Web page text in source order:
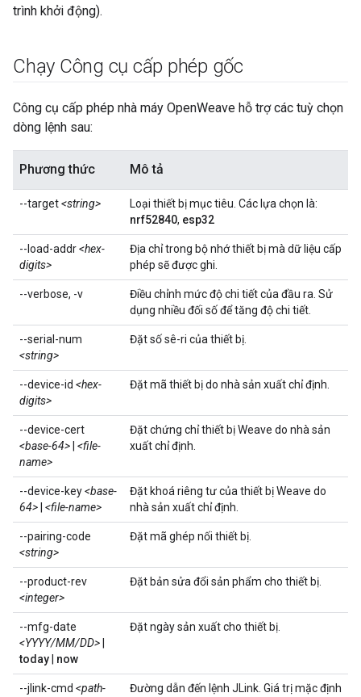
trình khởi động).
Chạy Công cụ cấp phép gốc
Công cụ cấp phép nhà máy OpenWeave hỗ trợ các tuỳ chọn
dòng lệnh sau:
Phương thức Mô tả
--target<string>
Loại thiết bị mục tiêu. Các lựa chọn là:
nrf52840, esp32
--load-addr<hex-
digits>
Địa chỉ trong bộ nhớ thiết bị mà dữ liệu cấp
phép sẽ được ghi.
--verbose, -v
Điều chỉnh mức độ chi tiết của đầu ra. Sử
dụng nhiều đối số để tăng độ chi tiết.
--serial-num
<string>
Đặt số sê-ri của thiết bị.
--device-id <hex-
digits>
Đặt mã thiết bị do nhà sản xuất chỉ định.
--device-cert
<base-64> <file-
name>
Đặt chứng chỉ thiết bị Weave do nhà sản
xuất chỉ định.
--device-key<base-
64> <file-name>
Đặt khoá riêng tư của thiết bị Weave do
nhà sản xuất chỉ định.
--pairing-code
<string>
Đặt mã ghép nối thiết bị.
--product-rev
<integer>
Đặt bản sửa đổi sản phẩm cho thiết bị.
--mfg-date
<YYYY/MM/DD>
today
now
Đặt ngày sản xuất cho thiết bị.
--jlink-cmd <path-
Đường dẫn đến lệnh JLink. Giá trị mặc định